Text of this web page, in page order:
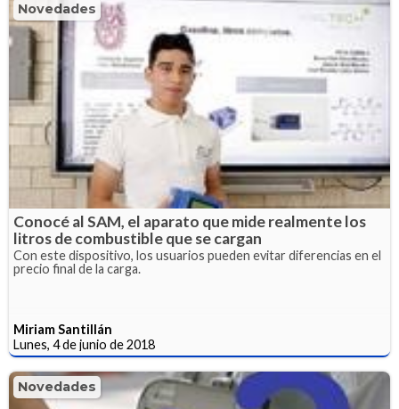
Novedades
Conocé al SAM, el aparato que mide realmente los
litros de combustible que se cargan
Con este dispositivo, los usuarios pueden evitar diferencias en el
precio final de la carga.
Miriam Santillán
Lunes, 4 de junio de 2018
Novedades